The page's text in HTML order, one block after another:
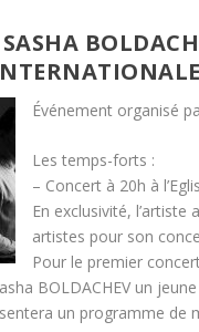
Événement organisé
Les temps-forts :
– Concert à 20h à
En exclusivité,
artistes pour son
Pour le premier
BOLDACHEV un
un programme de